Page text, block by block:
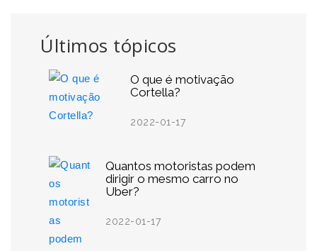
Últimos tópicos
O que é motivação
Cortella?
2022-01-17
Quantos motoristas podem
dirigir o mesmo carro no
Uber?
2022-01-17